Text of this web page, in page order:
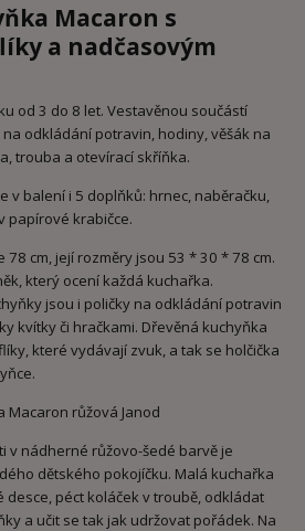
Macaron s
a nadčasovým
od 3 do 8 let. Vestavěnou součástí
odkládání potravin, hodiny, věšák na
trouba a otevírací skříňka.
v balení i 5 doplňků: hrnec, naběračku,
papírové krabičce.
78 cm, její rozměry jsou 53 * 30 * 78 cm.
který ocení každá kuchařka.
jsou i poličky na odkládání potravin
kvítky či hračkami. Dřevěná kuchyňka
které vydávají zvuk, a tak se holčička
v nádherné růžovo-šedé barvě je
dětského pokojíčku. Malá kuchařka
desce, péct koláček v troubě, odkládat
a učit se tak jak udržovat pořádek. Na